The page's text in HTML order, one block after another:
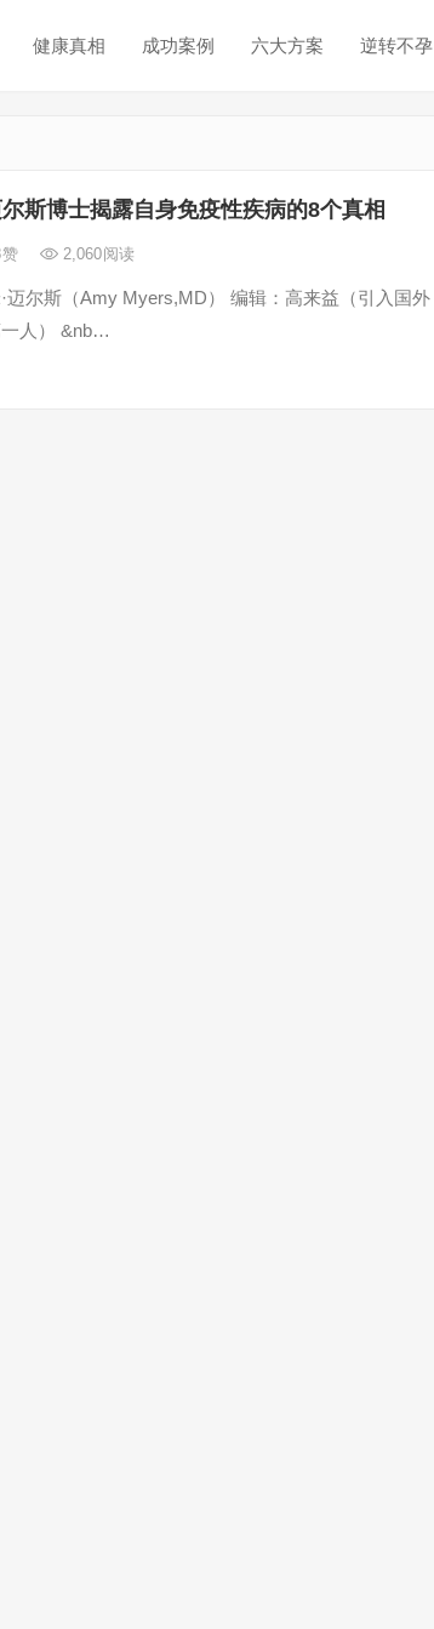
健康真相 成功案例 六大方案 逆转不孕
尔斯博士揭露自身免疫性疾病的8个真相
赞 2,060阅读
迈尔斯（Amy Myers,MD） 编辑：高来益（引入国外
人） &nb…